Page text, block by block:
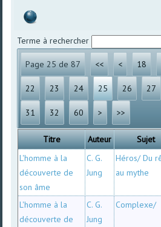
Terme à rechercher
Page 25 de 87 << < 18
22 23 24 25 26 27
31 32 60 > >>
Titre Auteur Sujet
L'homme à la
découverte de
son âme
C. G.
Jung
Héros/ Du
au mythe
L'homme à la
découverte de
C. G.
Jung
Complexe/